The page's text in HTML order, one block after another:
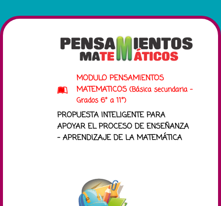
MODULO PENSAMIENTOS
MATEMATICOS(Básica secundaria -
Grados 6° a 11°)
PROPUESTA INTELIGENTE PARA
APOYAR EL PROCESO DE ENSEÑANZA
– APRENDIZAJE DE LA MATEMÁTICA